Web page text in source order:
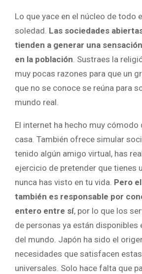
Lo que yace en el núcleo de todo
soledad. Las sociedades
tienden a generar una
en la población . Sustraes la
muy pocas razones para que un
que no se conoce se reúna para
mundo real.
El internet ha hecho muy cómodo
casa. También ofrece simular
tenido algún amigo virtual, has
ejercicio de pretender que tienes
nunca has visto en tu vida. Pero
también es responsable por
entero entre sí, por lo que los
de personas ya están disponibles
del mundo. Japón ha sido el
necesidades que satisfacen
universales. Solo hace falta que